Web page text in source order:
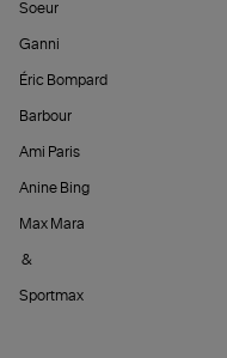
Soeur
Ganni
Éric Bompard
Barbour
Ami Paris
Anine Bing
Max Mara
&
Sportmax